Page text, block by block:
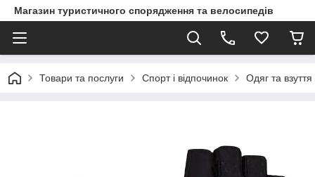
Магазин туристичного спорядження та велосипедів
Товари та послуги Спорт і відпочинок Одяг та